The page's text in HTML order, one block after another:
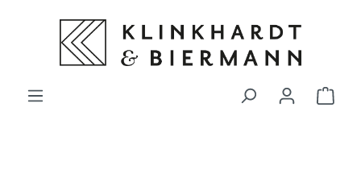
springen